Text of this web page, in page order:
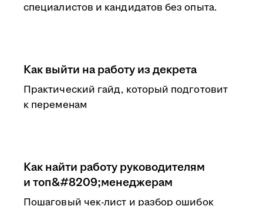
специалистов и кандидатов без опыта.
Как выйти на работу из декрета
Практический гайд, который подготовит
к переменам
Как найти работу руководителям
и топ&#8209;менеджерам
Пошаговый чек-лист и разбор ошибок